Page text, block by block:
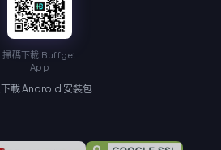
掃碼下載 Buffget
App
下載 Android 安裝包